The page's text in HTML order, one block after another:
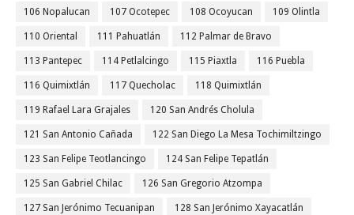
106 Nopalucan 107 Ocotepec 108 Ocoyucan 109 Olintla
110 Oriental 111 Pahuatlán 112 Palmar de Bravo
113 Pantepec 114 Petlalcingo 115 Piaxtla 116 Puebla
116 Quimixtlán 117 Quecholac 118 Quimixtlán
119 Rafael Lara Grajales 120 San Andrés Cholula
121 San Antonio Cañada 122 San Diego La Mesa Tochimiltzingo
123 San Felipe Teotlancingo 124 San Felipe Tepatlán
125 San Gabriel Chilac 126 San Gregorio Atzompa
127 San Jerónimo Tecuanipan 128 San Jerónimo Xayacatlán